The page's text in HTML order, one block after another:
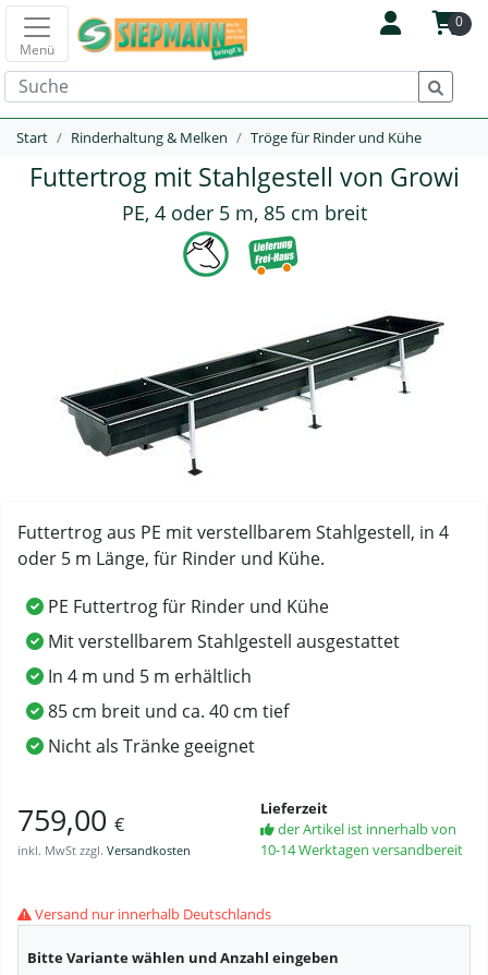
0
Menü
Start Rinderhaltung & Melken Tröge für Rinder und Kühe
Futtertrog mit Stahlgestell von Growi
PE, 4 oder 5 m, 85 cm breit
Futtertrog aus PE mit verstellbarem Stahlgestell, in 4
oder 5 m Länge, für Rinder und Kühe.
PE Futtertrog für Rinder und Kühe
Mit verstellbarem Stahlgestell ausgestattet
In 4 m und 5 m erhältlich
85 cm breit und ca. 40 cm tief
Nicht als Tränke geeignet
759,00 €
inkl. MwSt zzgl. Versandkosten
Lieferzeit
der Artikel ist innerhalb von
10-14 Werktagen versandbereit
Versand nur innerhalb Deutschlands
Bitte Variante wählen und Anzahl eingeben